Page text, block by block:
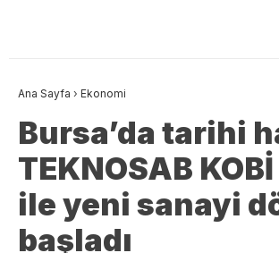
Ana Sayfa › Ekonomi
Bursa’da tarihi
TEKNOSAB KOBİ
ile yeni sanayi
başladı